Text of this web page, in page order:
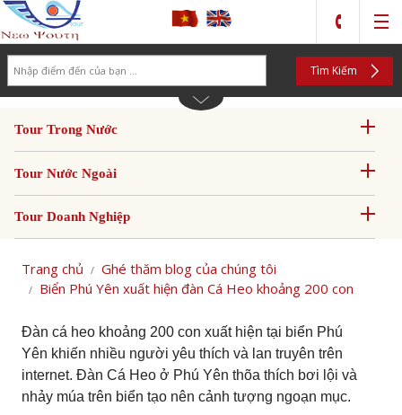
Tìm Kiếm
Tour Trong Nước
Tour Nước Ngoài
Tour Doanh Nghiệp
Trang chủ
Ghé thăm blog của chúng tôi
Biển Phú Yên xuất hiện đàn Cá Heo khoảng 200 con
Đàn cá heo khoảng 200 con xuất hiện tại biển Phú
Yên khiến nhiều người yêu thích và lan truyên trên
internet. Đàn Cá Heo ở Phú Yên thõa thích bơi lội và
nhảy múa trên biển tạo nên cảnh tượng ngoạn mục.